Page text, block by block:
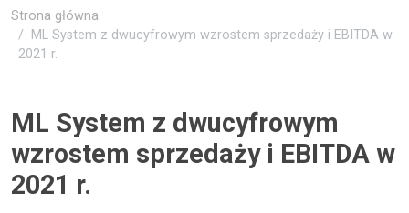
Strona główna
ML System z dwucyfrowym wzrostem sprzedaży i EBITDA w
2021 r.
ML System z dwucyfrowym
wzrostem sprzedaży i EBITDA w
2021 r.